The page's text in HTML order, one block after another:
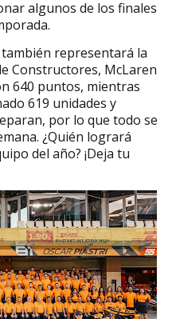
algunos de los finales
representará la
Constructores, McLaren
640 puntos, mientras
619 unidades y
por lo que todo se
¿Quién logrará
del año? ¡Deja tu